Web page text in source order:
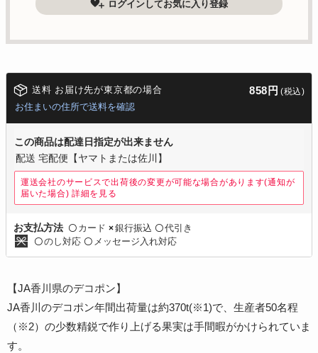
ログインしてお気に入り登録
送料 お届け先が東京都の場合 858円 (税込)
お住まいの住所で送料を確認
この商品は配達日指定が出来ません
配送 宅配便【ヤマトまたは佐川】
運送会社のサービスで出荷後の変更が可能な場合があります(通知が
届いた場合) 詳細を見る
お支払方法 〇 カード ×銀行振込 〇代引き
〇のし対応 〇 メッセージ入れ対応
【JA香川県のデコポン】
JA香川のデコポン年間出荷量は約370t(※1)で、生産者50名程
（※2）の少数精鋭で作り上げる果実は手間暇がかけられていま
す。